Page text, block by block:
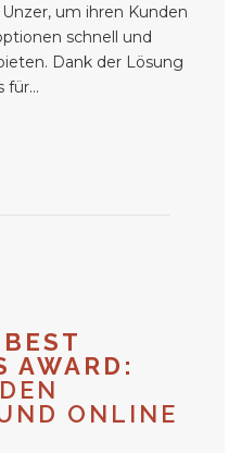
um ihren Kunden
schnell und
Dank der Lösung
für...
AWARD:
ONLINE